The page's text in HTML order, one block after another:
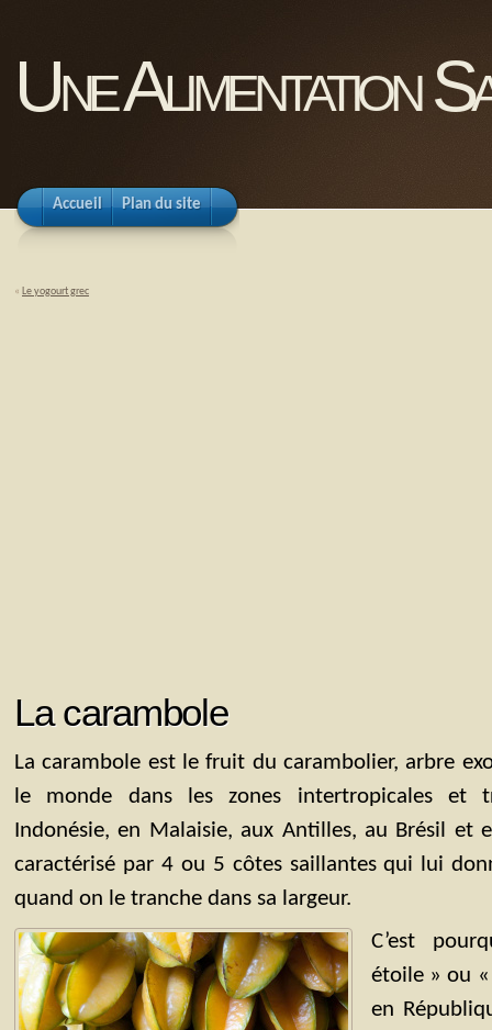
Une Alimentation
Accueil Plan du site
« Le yogourt grec
La carambole
La carambole est le fruit du carambolier, arbre
le monde dans les zones intertropicales et
Indonésie, en Malaisie, aux Antilles, au Brésil et
caractérisé par 4 ou 5 côtes saillantes qui lui
quand on le tranche dans sa largeur.
C’est
étoile » ou
en